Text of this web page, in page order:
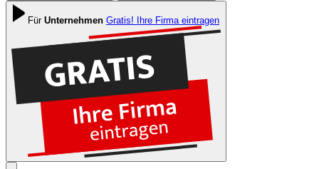
Für Unternehmen Gratis! Ihre Firma eintragen